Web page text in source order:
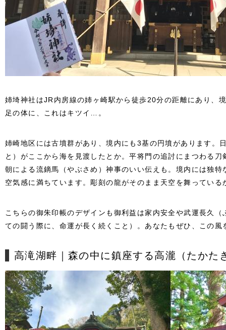
姉埼神社はJR内房線の姉ヶ崎駅から徒歩20分の距離にあり、
足の体に、これはキツイ…。
姉崎地区には古墳群があり、境内にも3基の円墳があります。
と）がここから海を見渡したとか。平将門の追討にまつわる
朝による流鏑馬（やぶさめ）神事のいい伝えも。 境内には独特
空気感に満ちています。 彫刻の龍がそのまま天空を舞ってい
こちらの御朱印帳のデザインも 御利益は家内安全や武運長久
ての闘う際に、命運が長く続くこと）。 あなたもぜひ、この風
高滝湖畔｜森の中に鎮座する高瀧（たかた